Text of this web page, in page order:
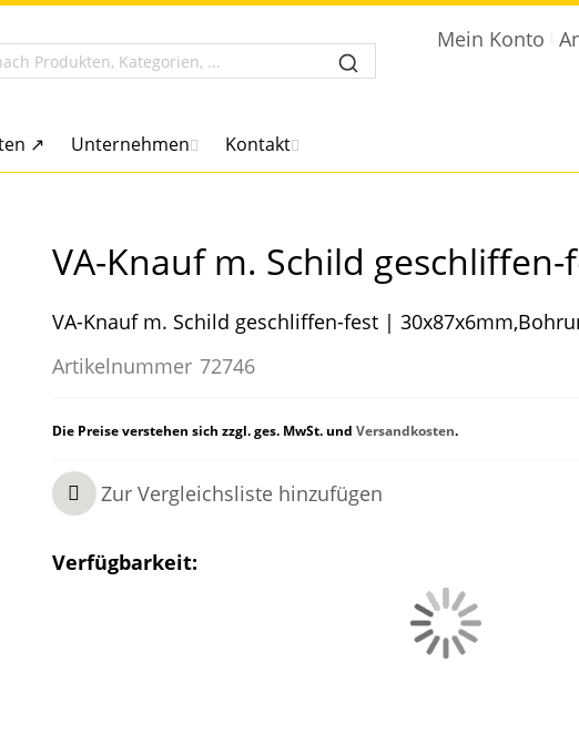
Mein Konto
↗ Unternehmen Kontakt
VA-Knauf m. Schild geschliffen-
VA-Knauf m. Schild geschliffen-fest |
Artikelnummer 72746
Die Preise verstehen sich zzgl. ges. MwSt. und Versandkosten.
Zur Vergleichsliste hinzufügen
Verfügbarkeit: